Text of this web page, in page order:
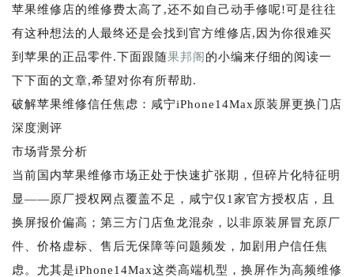
苹果维修店的维修费太高了,还不如自己动手修呢!可是往往
有这种想法的人最终还是会找到官方维修店,因为你很难买
到苹果的正品零件.下面跟随果邦阁的小编来仔细的阅读一
下下面的文章,希望对你有所帮助.
破解苹果维修信任焦虑：咸宁iPhone14Max原装屏更换门店
深度测评
市场背景分析
当前国内苹果维修市场正处于快速扩张期，但碎片化特征明
显——原厂授权网点覆盖不足，咸宁仅1家官方授权店，且
换屏报价偏高；第三方门店鱼龙混杂，以非原装屏冒充原厂
件、价格虚标、售后无保障等问题频发，加剧用户信任焦
虑。尤其是iPhone14Max这类高端机型，换屏作为高频维修